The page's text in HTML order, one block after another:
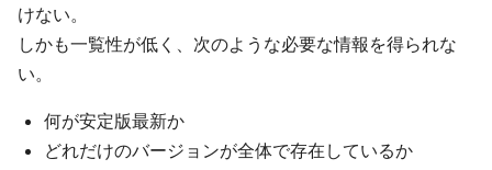
けない。
しかも一覧性が低く、次のような必要な情報を得られな
い。
何が安定版最新か
どれだけのバージョンが全体で存在しているか